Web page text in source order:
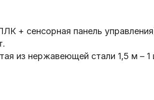
+ сенсорная панель
из нержавеющей стали 1,5 м – 1